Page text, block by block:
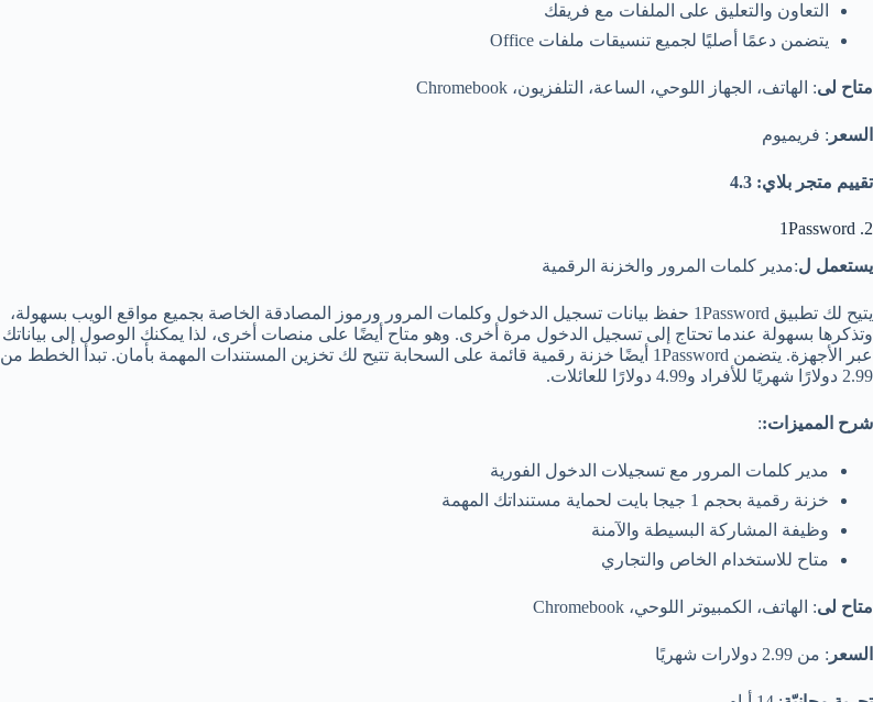
التعاون والتعليق على الملفات مع فريقك
يتضمن دعمًا أصليًا لجميع تنسيقات ملفات Office
متاح لى: الهاتف، الجهاز اللوحي، الساعة، التلفزيون، Chromebook
السعر : فريميوم
تقييم متجر بلاي: 4.3
2. 1Password
يستعمل ل:مدير كلمات المرور والخزنة الرقمية
يتيح لك تطبيق 1Password حفظ بيانات تسجيل الدخول وكلمات المرور ورموز المصادقة الخاصة بجميع مواقع الويب بسهولة،
وتذكرها بسهولة عندما تحتاج إلى تسجيل الدخول مرة أخرى. وهو متاح أيضًا على منصات أخرى، لذا يمكنك الوصول إلى بياناتك
عبر الأجهزة. يتضمن 1Password أيضًا خزنة رقمية قائمة على السحابة تتيح لك تخزين المستندات المهمة بأمان. تبدأ الخطط من
2.99 دولارًا شهريًا للأفراد و4.99 دولارًا للعائلات.
شرح المميزات::
مدير كلمات المرور مع تسجيلات الدخول الفورية
خزنة رقمية بحجم 1 جيجا بايت لحماية مستنداتك المهمة
وظيفة المشاركة البسيطة والآمنة
متاح للاستخدام الخاص والتجاري
متاح لى: الهاتف، الكمبيوتر اللوحي، Chromebook
السعر : من 2.99 دولارات شهريًا